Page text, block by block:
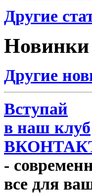
Другие
Новинки
Другие
Вступай
в наш клуб
-
все для